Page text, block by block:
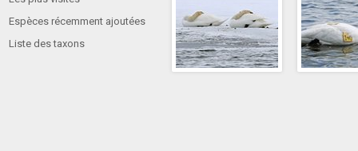
Espèces récemment ajoutées
Liste des taxons